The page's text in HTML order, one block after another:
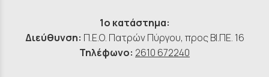
1ο κατάστημα:
Διεύθυνση: Π.Ε.Ο. Πατρών Πύργου, προς ΒΙ.ΠΕ. 16
Τηλέφωνο: 2610 672240